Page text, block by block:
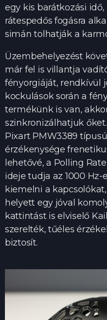
egy kis barátkozási
rátespedős fogásra
simán tolhatják a
Üzembehelyezést
már fel is villantja
fényorgiáját, rendkívül
kockulások során a
termékünk is van,
szinkronizálhatjuk
Pixart PMW3389
érzékenysége
lehetővé, a Polling
ideje tudja az 1000 Hz-
kiemelni a
helyett egy jóval
kattintást is elviselő
szerelték, tűéles
biztosít.